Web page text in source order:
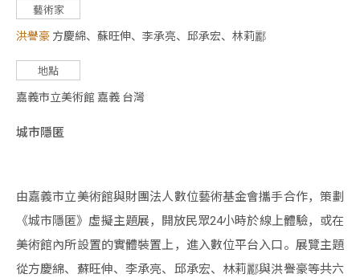
區
當期展覽
本館專區
外展專區
藝博會專區
家
體
藝術家
洪譽豪 方慶綿、蘇旺伸、李承亮、邱承宏、林莉酈
地點
嘉義市立美術館 嘉義 台灣
城市隱匿
由嘉義市立美術館與財團法人數位藝術基金會攜手合作，策劃
《城市隱匿》虛擬主題展，開放民眾24小時於線上體驗，或在
美術館內所設置的實體裝置上，進入數位平台入口。展覽主題
從方慶綿、蘇旺伸、李承亮、邱承宏、林莉酈與洪譽豪等共六